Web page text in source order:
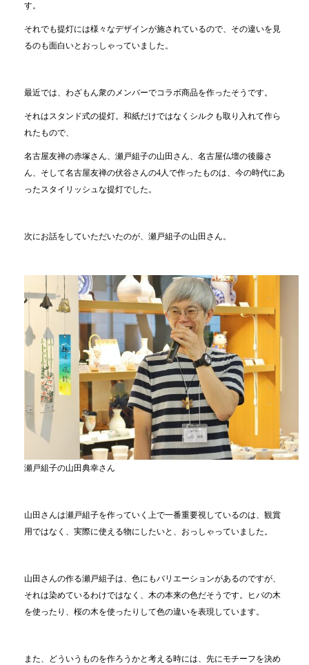
す。
それでも提灯には様々なデザインが施されているので、その違いを見
るのも面白いとおっしゃっていました。
最近では、わざもん衆のメンバーでコラボ商品を作ったそうです。
それはスタンド式の提灯。和紙だけではなくシルクも取り入れて作ら
れたもので、
名古屋友禅の赤塚さん、瀬戸組子の山田さん、名古屋仏壇の後藤さ
ん、そして名古屋友禅の伏谷さんの4人で作ったものは、今の時代にあ
ったスタイリッシュな提灯でした。
次にお話をしていただいたのが、瀬戸組子の山田さん。
瀬戸組子の山田典幸さん
山田さんは瀬戸組子を作っていく上で一番重要視しているのは、観賞
用ではなく、実際に使える物にしたいと、おっしゃっていました。
山田さんの作る瀬戸組子は、色にもバリエーションがあるのですが、
それは染めているわけではなく、木の本来の色だそうです。ヒバの木
を使ったり、桜の木を使ったりして色の違いを表現しています。
また、どういうものを作ろうかと考える時には、先にモチーフを決め